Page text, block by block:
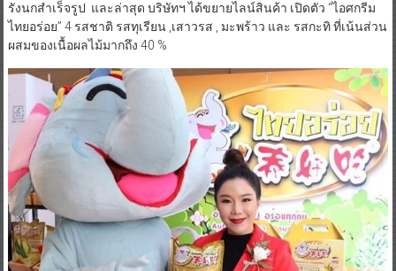
พริกไทยดำ เนื้อจระเข้อบแห้ง เนื้อมะพร้าวน้ำหอมอบกรอบ
มะม่วงหิมพานต์รสมะพร้าว มะม่วงหิมพานต์รสทุเรียน ลูกอมกลิ่นทุเรียน
สาหร่ายย่างสอดไส้ทุเรียนหมอนทองอบกรอบ ทอฟฟี่โบราณ เครื่องดื่ม
ไทยอร่อย” 4 รสชาติ รสทุเรียน ,เสาวรส , มะพร้าว และ รสกะทิ ที่เน้นส่วน
ผสมของเนื้อผลไม้มากถึง 40 %